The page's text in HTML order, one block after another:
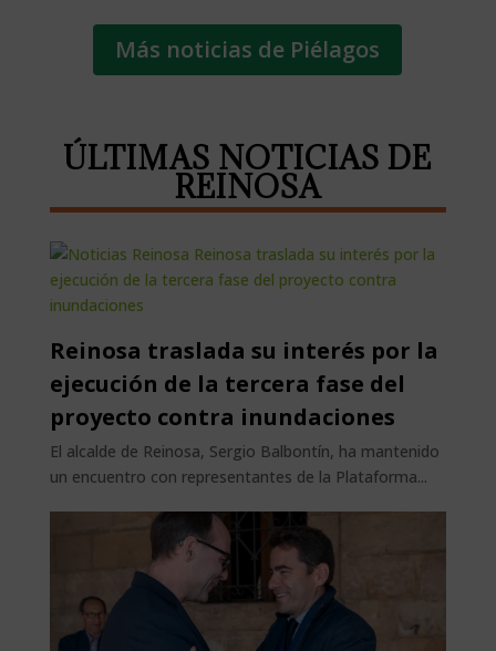
Más noticias de Piélagos
ÚLTIMAS NOTICIAS DE
REINOSA
Reinosa traslada su interés por la
ejecución de la tercera fase del
proyecto contra inundaciones
El alcalde de Reinosa, Sergio Balbontín, ha mantenido
un encuentro con representantes de la Plataforma...